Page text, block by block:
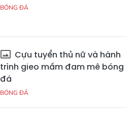
BÓNG ĐÁ
Cựu tuyển thủ nữ và hành
trình gieo mầm đam mê bóng
đá
BÓNG ĐÁ